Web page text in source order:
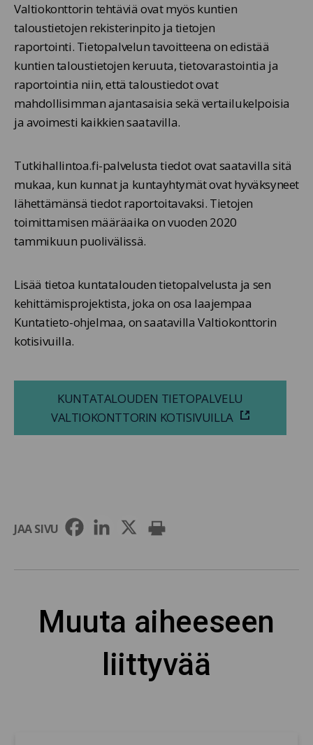
Valtiokonttorin tehtäviä ovat myös kuntien
taloustietojen rekisterinpito ja tietojen
raportointi. Tietopalvelun tavoitteena on edistää
kuntien taloustietojen keruuta, tietovarastointia ja
raportointia niin, että taloustiedot ovat
mahdollisimman ajantasaisia sekä vertailukelpoisia
ja avoimesti kaikkien saatavilla.
Tutkihallintoa.fi-palvelusta tiedot ovat saatavilla sitä
mukaa, kun kunnat ja kuntayhtymät ovat hyväksyneet
lähettämänsä tiedot raportoitavaksi. Tietojen
toimittamisen määräaika on vuoden 2020
tammikuun puolivälissä.
Lisää tietoa kuntatalouden tietopalvelusta ja sen
kehittämisprojektista, joka on osa laajempaa
Kuntatieto-ohjelmaa, on saatavilla Valtiokonttorin
kotisivuilla.
KUNTATALOUDEN TIETOPALVELU
VALTIOKONTTORIN KOTISIVUILLA
JAA SIVU
Muuta aiheeseen
liittyvää